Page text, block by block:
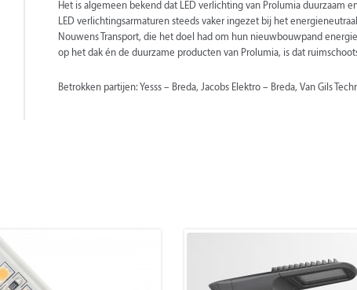
Het is algemeen bekend dat LED verlichting van Prolumia duurzaam
LED verlichtingsarmaturen steeds vaker ingezet bij het
Nouwens Transport, die het doel had om hun nieuwbouwpand
op het dak én de duurzame producten van Prolumia, is dat
Betrokken partijen: Yesss – Breda, Jacobs Elektro – Breda, Van Gils